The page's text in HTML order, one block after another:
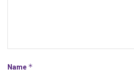
Name *